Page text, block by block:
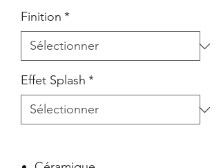
Finition *
Effet Splash *